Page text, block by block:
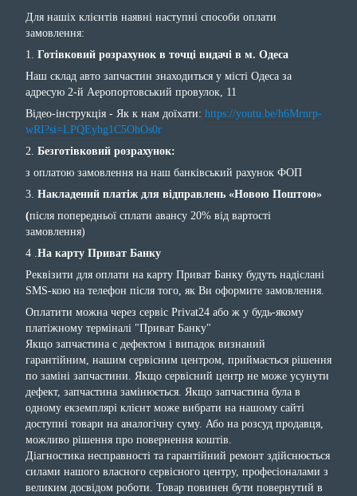
Для нашіх клієнтів наявні наступні способи оплати
замовлення:
1. Готівковий розрахунок в точці видачі в м. Одеса
Наш склад авто запчастин знаходиться у місті Одеса за
адресую 2-й Аеропортовський провулок, 11
Відео-інструкція - Як к нам доїхати: https://youtu.be/h6Mrnrp-
wRI?si=LPQEyhg1C5OhOs0r
2. Безготівковий розрахунок:
з оплатою замовлення на наш банківський рахунок ФОП
3. Накладений платіж для відправлень «Новою Поштою»
(після попередньої сплати авансу 20% від вартості
замовлення)
4 . На карту Приват Банку
Реквізити для оплати на карту Приват Банку будуть надіслані
SMS-кою на телефон після того, як Ви оформите замовлення.
Оплатити можна через сервіс Privat24 або ж у будь-якому
платіжному терміналі "Приват Банку"
Якщо запчастина с дефектом і випадок визнаний
гарантійним, нашим сервісним центром, приймається рішення
по заміні запчастини. Якщо сервісний центр не може усунути
дефект, запчастина замінюється. Якщо запчастина була в
одному екземплярі клієнт може вибрати на нашому сайті
доступні товари на аналогічну суму. Або на розсуд продавця,
можливо рішення про повернення коштів.
Діагностика несправності та гарантійний ремонт здійснюється
силами нашого власного сервісного центру, професіоналами з
великим досвідом роботи. Товар повинен бути повернутий в